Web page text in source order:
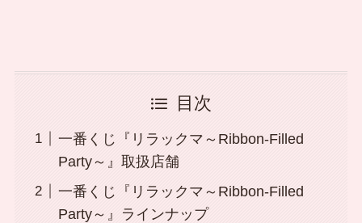
目次
一番くじ『リラックマ～Ribbon-Filled
Party～』取扱店舗
一番くじ『リラックマ～Ribbon-Filled
Party～』ラインナップ